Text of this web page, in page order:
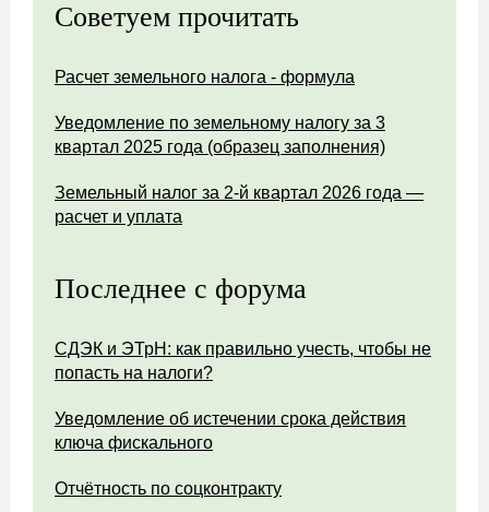
Советуем прочитать
Расчет земельного налога - формула
Уведомление по земельному налогу за 3
квартал 2025 года (образец заполнения)
Земельный налог за 2-й квартал 2026 года —
расчет и уплата
Последнее с форума
СДЭК и ЭТрН: как правильно учесть, чтобы не
попасть на налоги?
Уведомление об истечении срока действия
ключа фискального
Отчётность по соцконтракту